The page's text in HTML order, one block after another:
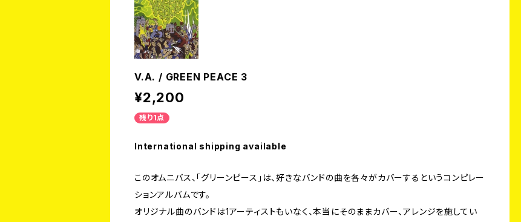
V.A. / GREEN PEACE 3
¥2,200
残り1点
International shipping available
このオムニバス、「グリーンピース」は、好きなバンドの曲を各々がカバーするというコンピレー
ションアルバムです。
オリジナル曲のバンドは1アーティストもいなく、本当にそのままカバー、アレンジを施してい